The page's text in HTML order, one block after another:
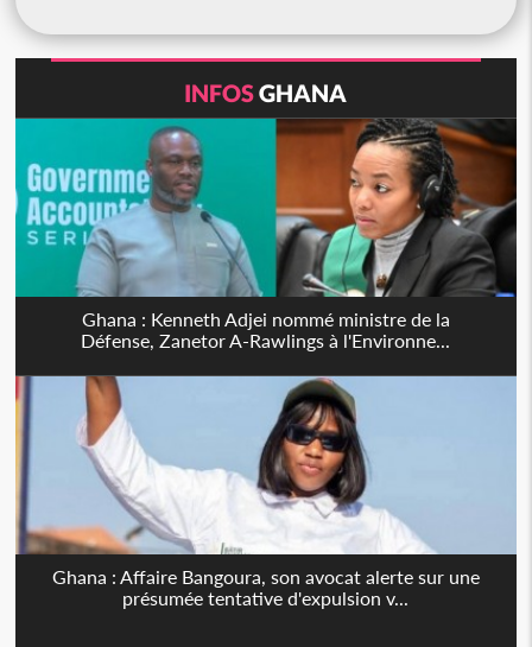
INFOSGHANA
Ghana : Kenneth Adjei nommé ministre de la
Défense, Zanetor A-Rawlings à l'Environne...
Ghana : Affaire Bangoura, son avocat alerte sur une
présumée tentative d'expulsion v...